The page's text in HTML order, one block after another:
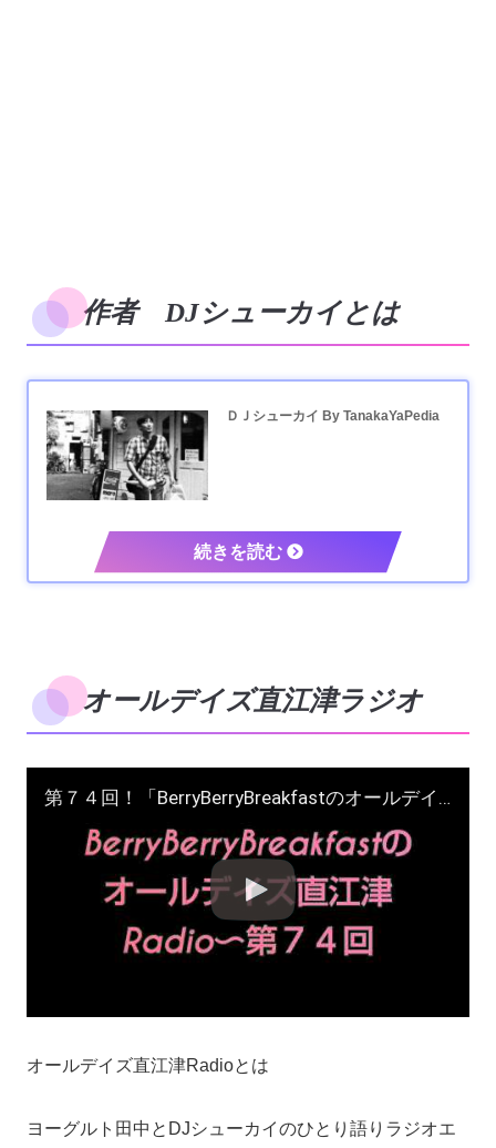
作者 DJシューカイとは
ＤＪシューカイ By TanakaYaPedia
オールデイズ直江津ラジオ
第７４回！「BerryBerryBreakfastのオールデイズ直江津Radio」ヨーグルト田中とDJシューカイ 話題：「マクドナルドは家のひと部屋」「突撃！隣の定食屋さん 上越つねや食堂」
オールデイズ直江津Radioとは
ヨーグルト田中とDJシューカイのひとり語りラジオエ